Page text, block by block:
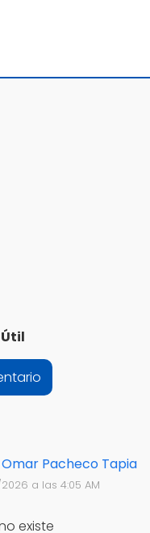
Pacheco Tapia
a las 4:05 AM
existe
Útil